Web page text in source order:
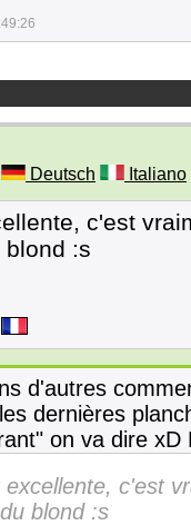
Deutsch Italiano
c'est
blond :s
d'autres
dernières
on va dire xD
c'est
blond :s